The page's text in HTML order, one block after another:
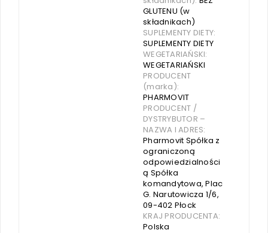
GLUTENU (w
składnikach)
SUPLEMENTY DIETY:
SUPLEMENTY DIETY
WEGETARIAŃSKI:
WEGETARIAŃSKI
PRODUCENT
(marka):
PHARMOVIT
PRODUCENT /
DYSTRYBUTOR –
NAZWA I ADRES:
Pharmovit Spółka z
ograniczoną
odpowiedzialności
ą Spółka
komandytowa, Plac
G. Narutowicza 1/6,
09-402 Płock
KRAJ PRODUCENTA:
Polska